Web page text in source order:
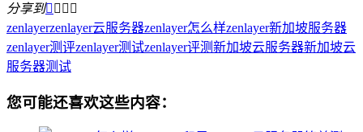
分享到   
zenlayerzenlayer云服务器zenlayer怎么样zenlayer新加坡服务器
zenlayer测评zenlayer测试zenlayer评测新加坡云服务器新加坡云
服务器测试
您可能还喜欢这些内容：